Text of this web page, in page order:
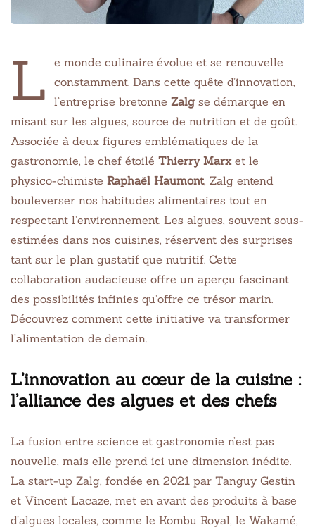
L
e monde culinaire évolue et se renouvelle
constamment. Dans cette quête d’innovation,
l’entreprise bretonne Zalg se démarque en
misant sur les algues, source de nutrition et de goût.
Associée à deux figures emblématiques de la
gastronomie, le chef étoilé Thierry Marxet le
physico-chimiste Raphaël Haumont, Zalg entend
bouleverser nos habitudes alimentaires tout en
respectant l’environnement. Les algues, souvent sous-
estimées dans nos cuisines, réservent des surprises
tant sur le plan gustatif que nutritif. Cette
collaboration audacieuse offre un aperçu fascinant
des possibilités infinies qu’offre ce trésor marin.
Découvrez comment cette initiative va transformer
l’alimentation de demain.
L’innovation au cœur de la cuisine :
l’alliance des algues et des chefs
La fusion entre science et gastronomie n’est pas
nouvelle, mais elle prend ici une dimension inédite.
La start-up Zalg, fondée en 2021 par Tanguy Gestin
et Vincent Lacaze, met en avant des produits à base
d’algues locales, comme le Kombu Royal, le Wakamé,